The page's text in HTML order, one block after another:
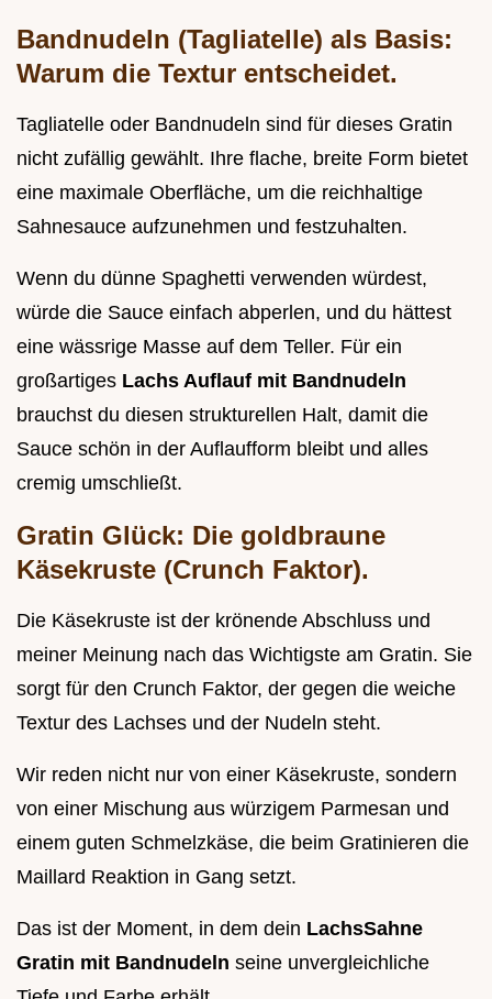
Bandnudeln (Tagliatelle) als Basis:
Warum die Textur entscheidet.
Tagliatelle oder Bandnudeln sind für dieses Gratin
nicht zufällig gewählt. Ihre flache, breite Form bietet
eine maximale Oberfläche, um die reichhaltige
Sahnesauce aufzunehmen und festzuhalten.
Wenn du dünne Spaghetti verwenden würdest,
würde die Sauce einfach abperlen, und du hättest
eine wässrige Masse auf dem Teller. Für ein
großartiges Lachs Auflauf mit Bandnudeln
brauchst du diesen strukturellen Halt, damit die
Sauce schön in der Auflaufform bleibt und alles
cremig umschließt.
Gratin Glück: Die goldbraune
Käsekruste (Crunch Faktor).
Die Käsekruste ist der krönende Abschluss und
meiner Meinung nach das Wichtigste am Gratin. Sie
sorgt für den Crunch Faktor, der gegen die weiche
Textur des Lachses und der Nudeln steht.
Wir reden nicht nur von einer Käsekruste, sondern
von einer Mischung aus würzigem Parmesan und
einem guten Schmelzkäse, die beim Gratinieren die
Maillard Reaktion in Gang setzt.
Das ist der Moment, in dem dein LachsSahne
Gratin mit Bandnudeln seine unvergleichliche